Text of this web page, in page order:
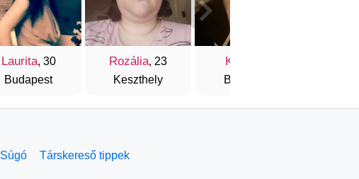
Laurita, 30
Budapest
Rozália, 23
Keszthely
Kiara
Budapest
Súgó Társkereső tippek